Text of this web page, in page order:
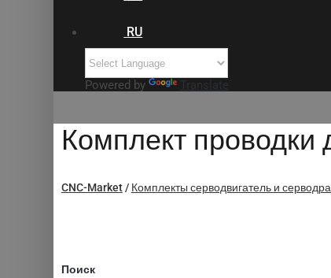
RU
Powered by Translate
Комплект проводки
CNC-Market/ Комплекты серводвигатель и
Поиск